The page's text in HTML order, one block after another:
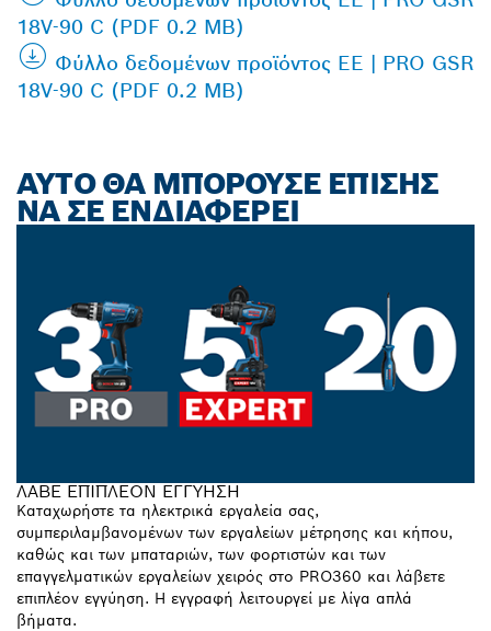
18V-90 C (PDF 0.2 MB)
Φύλλο δεδομένων προϊόντος ΕΕ | PRO GSR
18V-90 C (PDF 0.2 MB)
ΑΥΤΌ ΘΑ ΜΠΟΡΟΎΣΕ ΕΠΊΣΗΣ
ΝΑ ΣΕ ΕΝΔΙΑΦΈΡΕΙ
ΛΑΒΕ ΕΠΙΠΛΕΟΝ ΕΓΓΥΗΣΗ
Καταχωρήστε τα ηλεκτρικά εργαλεία σας,
συμπεριλαμβανομένων των εργαλείων μέτρησης και κήπου,
καθώς και των μπαταριών, των φορτιστών και των
επαγγελματικών εργαλείων χειρός στο PRO360 και λάβετε
επιπλέον εγγύηση. Η εγγραφή λειτουργεί με λίγα απλά
βήματα.